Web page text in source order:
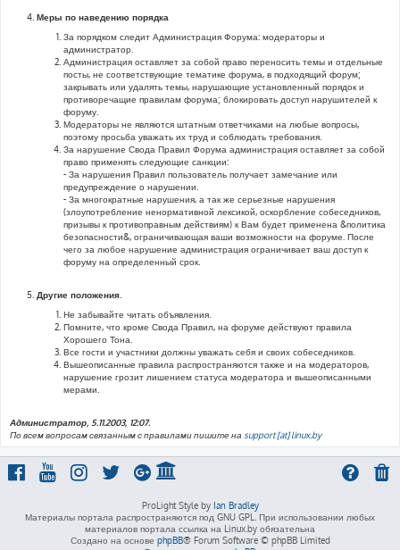
Меры по наведению порядка
За порядком следит Администрация Форума: модераторы и
администратор.
Администрация оставляет за собой право переносить темы и отдельные
посты, не соответствующие тематике форума, в подходящий форум;
закрывать или удалять темы, нарушающие установленный порядок и
противоречащие правилам форума; блокировать доступ нарушителей к
форуму.
Модераторы не являются штатным ответчиками на любые вопросы,
поэтому просьба уважать их труд и соблюдать требования.
За нарушение Свода Правил Форума администрация оставляет за собой
право применять следующие санкции:
- За нарушения Правил пользователь получает замечание или
предупреждение о нарушении.
- За многократные нарушения, а так же серьезные нарушения
(злоупотребление ненормативной лексикой, оскорбление собеседников,
призывы к противоправным действиям) к Вам будет применена &политика
безопасности&, ограничивающая ваши возможности на форуме. После
чего за любое нарушение администрация ограничивает ваш доступ к
форуму на определенный срок.
Другие положения.
Не забывайте читать объявления.
Помните, что кроме Свода Правил, на форуме действуют правила
Хорошего Тона.
Все гости и участники должны уважать себя и своих собеседников.
Вышеописанные правила распространяются также и на модераторов,
нарушение грозит лишением статуса модератора и вышеописанными
мерами.
Администратор, 5.11.2003, 12:07.
По всем вопросам связанным с правилами пишите на support [at] linux.by
ProLight Style by Ian Bradley
Материалы портала распространяются под GNU GPL. При использовании любых
материалов портала ссылка на Linux.by обязательна
Создано на основе phpBB® Forum Software © phpBB Limited